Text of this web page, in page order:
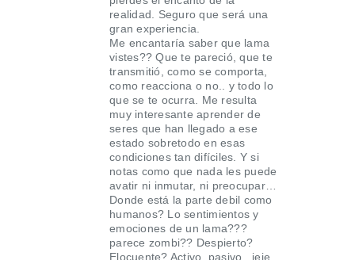
realidad. Seguro que será una
gran experiencia.
Me encantaría saber que lama
vistes?? Que te pareció, que te
transmitió, como se comporta,
como reacciona o no.. y todo lo
que se te ocurra. Me resulta
muy interesante aprender de
seres que han llegado a ese
estado sobretodo en esas
condiciones tan difíciles. Y si
notas como que nada les puede
avatir ni inmutar, ni preocupar…
Donde está la parte debil como
humanos? Lo sentimientos y
emociones de un lama???
parece zombi?? Despierto?
Elocuente? Activo, pasivo.. jeje,